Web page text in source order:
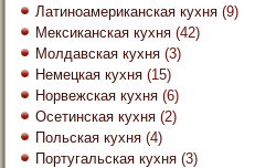
Латиноамериканская кухня (9)
Мексиканская кухня (42)
Молдавская кухня (3)
Немецкая кухня (15)
Норвежская кухня (6)
Осетинская кухня (2)
Польская кухня (4)
Португальская кухня (3)